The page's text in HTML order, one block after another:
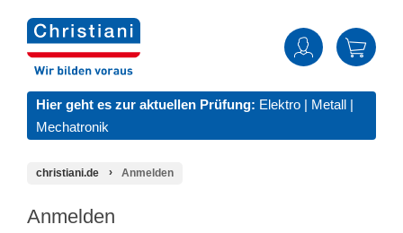
Hier geht es zur aktuellen Prüfung: Elektro | Metall |
Mechatronik
christiani.de Anmelden
Anmelden